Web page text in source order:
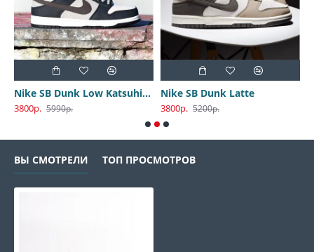
Nike SB Dunk Low Katsuhiro Otomo
3800р. 5990р.
Nike SB Dunk Latte
3800р. 5200р.
ВЫ СМОТРЕЛИ ТОП ПРОСМОТРОВ